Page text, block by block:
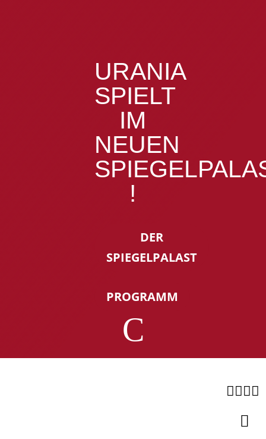
URANIA
SPIELT
IM
NEUEN
!
DER
SPIEGELPALAST
PROGRAMM
C

